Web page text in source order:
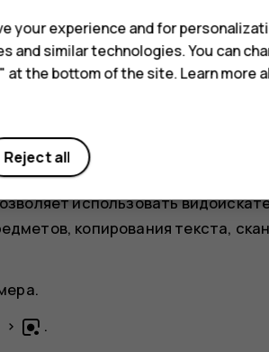
в кадр? Используйте таймер.
Камера>
.
Google
использовать
копирования текста,
.
>
.
your experience and for
and similar technologies. You can
the bottom of the site. Learn more
Reject all